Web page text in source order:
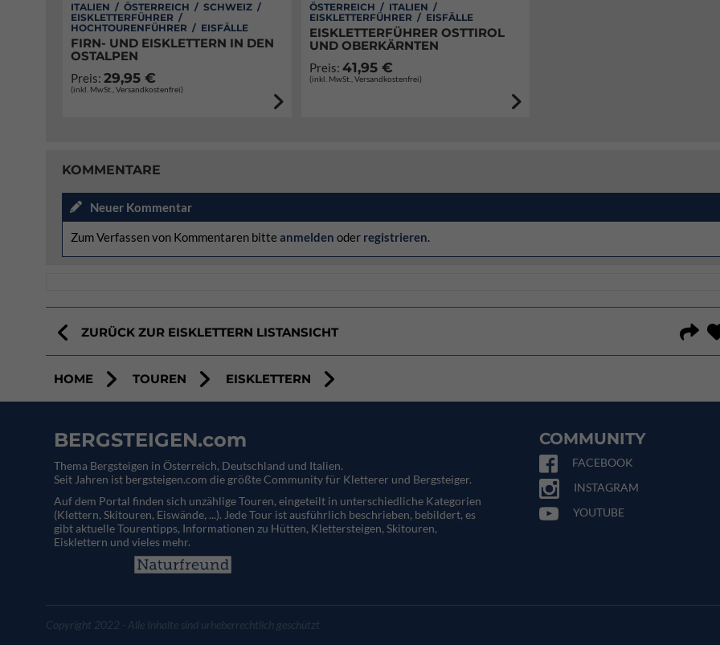
ITALIEN / ÖSTERREICH / SCHWEIZ /
EISKLETTERFÜHRER /
HOCHTOURENFÜHRER / EISFÄLLE
FIRN- UND EISKLETTERN IN DEN
OSTALPEN
Preis: 29,95 €
(inkl. MwSt., Versandkostenfrei)
ÖSTERREICH / ITALIEN /
EISKLETTERFÜHRER / EISFÄLLE
EISKLETTERFÜHRER OSTTIROL
UND OBERKÄRNTEN
Preis: 41,95 €
(inkl. MwSt., Versandkostenfrei)
KOMMENTARE
Neuer Kommentar
Zum Verfassen von Kommentaren bitte anmelden oder registrieren.
ZURÜCK ZUR EISKLETTERN LISTANSICHT
HOME TOUREN EISKLETTERN
BERGSTEIGEN.com
Thema Bergsteigen in Österreich, Deutschland und Italien.
Seit Jahren ist bergsteigen.com die größte Community für Kletterer und Bergsteiger.
Auf dem Portal finden sich unzählige Touren, eingeteilt in unterschiedliche Kategorien
(Klettern, Skitouren, Eiswände, ...). Jede Tour ist ausführlich beschrieben, bebildert, es
gibt aktuelle Tourentipps, Informationen zu Hütten, Klettersteigen, Skitouren,
Eisklettern und vieles mehr.
COMMUNITY
FACEBOOK
INSTAGRAM
YOUTUBE
Copyright 2022 - Alle Inhalte sind urheberrechtlich geschützt